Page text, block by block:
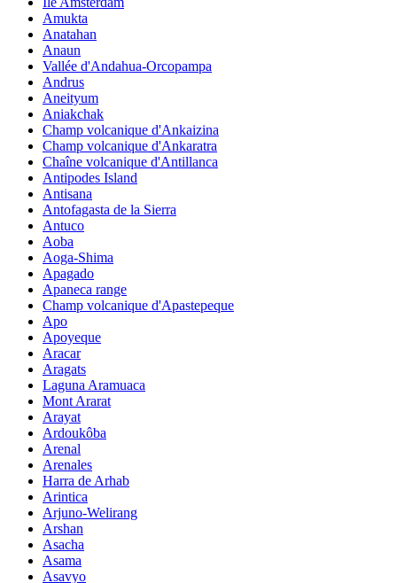
Amukta
Anatahan
Anaun
Vallée d'Andahua-Orcopampa
Andrus
Aneityum
Aniakchak
Champ volcanique d'Ankaizina
Champ volcanique d'Ankaratra
Chaîne volcanique d'Antillanca
Antipodes Island
Antisana
Antofagasta de la Sierra
Antuco
Aoba
Aoga-Shima
Apagado
Apaneca range
Champ volcanique d'Apastepeque
Apo
Apoyeque
Aracar
Aragats
Laguna Aramuaca
Mont Ararat
Arayat
Ardoukôba
Arenal
Arenales
Harra de Arhab
Arintica
Arjuno-Welirang
Arshan
Asacha
Asama
Asavyo